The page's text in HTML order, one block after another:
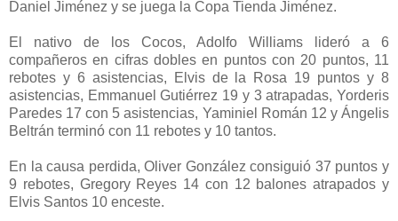
Daniel Jiménez y se juega la Copa Tienda Jiménez.
El nativo de los Cocos, Adolfo Williams lideró a 6
compañeros en cifras dobles en puntos con 20 puntos, 11
rebotes y 6 asistencias, Elvis de la Rosa 19 puntos y 8
asistencias, Emmanuel Gutiérrez 19 y 3 atrapadas, Yorderis
Paredes 17 con 5 asistencias, Yaminiel Román 12 y Ángelis
Beltrán terminó con 11 rebotes y 10 tantos.
En la causa perdida, Oliver González consiguió 37 puntos y
9 rebotes, Gregory Reyes 14 con 12 balones atrapados y
Elvis Santos 10 enceste.